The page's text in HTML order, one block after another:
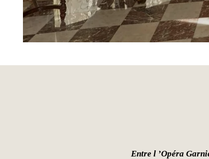
Entre l ’Opéra